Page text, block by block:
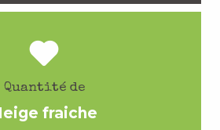
Quantité de
fraiche